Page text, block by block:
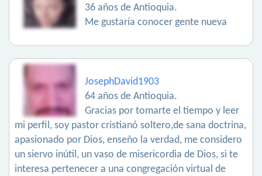
36 años de Antioquia.
Me gustaría conocer gente nueva
JosephDavid1903
64 años de Antioquia.
Gracias por tomarte el tiempo y leer
mi perfil, soy pastor cristianó soltero,de sana doctrina,
apasionado por Dios, enseño la verdad, me considero
un siervo inútil, un vaso de misericordia de Dios, si te
interesa pertenecer a una congregación virtual de